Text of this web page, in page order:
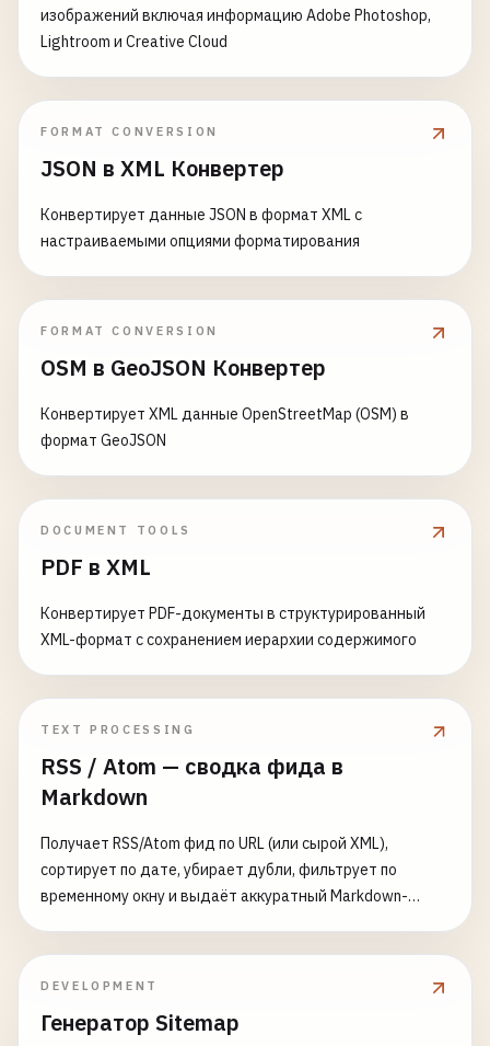
изображений включая информацию Adobe Photoshop,
Lightroom и Creative Cloud
FORMAT CONVERSION
JSON в XML Конвертер
Конвертирует данные JSON в формат XML с
настраиваемыми опциями форматирования
FORMAT CONVERSION
OSM в GeoJSON Конвертер
Конвертирует XML данные OpenStreetMap (OSM) в
формат GeoJSON
DOCUMENT TOOLS
PDF в XML
Конвертирует PDF-документы в структурированный
XML-формат с сохранением иерархии содержимого
TEXT PROCESSING
RSS / Atom — сводка фида в
Markdown
Получает RSS/Atom фид по URL (или сырой XML),
сортирует по дате, убирает дубли, фильтрует по
временному окну и выдаёт аккуратный Markdown-
DEVELOPMENT
Генератор Sitemap